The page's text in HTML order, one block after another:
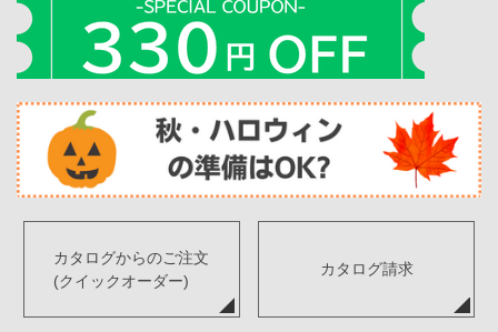
カタログからのご注文
(クイックオーダー)
カタログ請求